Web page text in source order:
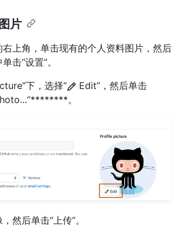
片
上角，单击现有的个人资料图片，然后
击“设置”。
下，选择“
Edit”，然后单击
。
然后单击“上传”。